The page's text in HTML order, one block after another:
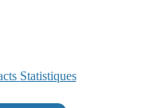
Statistiques